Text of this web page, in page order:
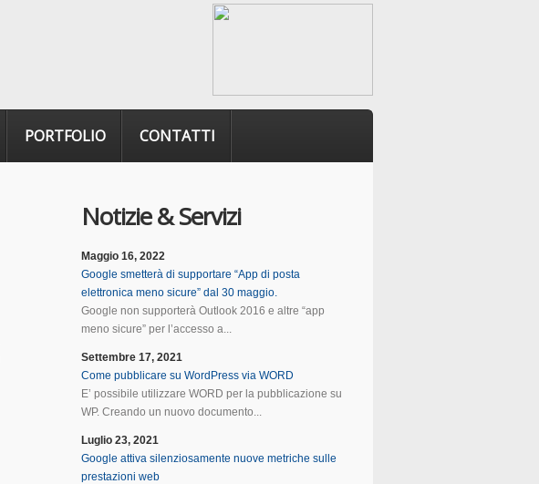
PORTFOLIO CONTATTI
Notizie & Servizi
Maggio 16, 2022
Google smetterà di supportare “App di posta
elettronica meno sicure” dal 30 maggio.
Google non supporterà Outlook 2016 e altre “app
meno sicure” per l’accesso a...
Settembre 17, 2021
Come pubblicare su WordPress via WORD
E’ possibile utilizzare WORD per la pubblicazione su
WP. Creando un nuovo documento...
Luglio 23, 2021
Google attiva silenziosamente nuove metriche sulle
prestazioni web